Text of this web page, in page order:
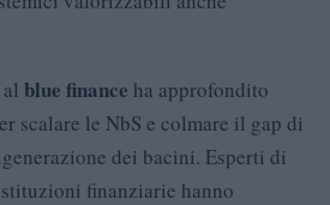
blue finance ha approfondito
scalare le NbS e colmare il gap di
dei bacini. Esperti di
finanziarie hanno